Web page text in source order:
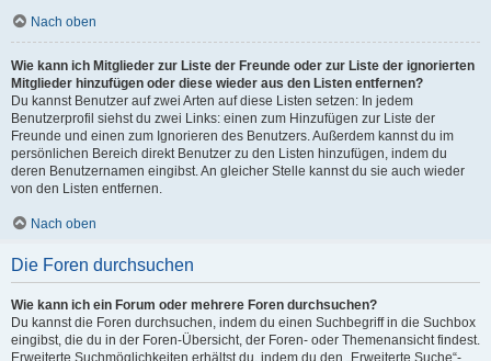
Nach oben
Wie kann ich Mitglieder zur Liste der Freunde oder zur Liste der ignorierten
Mitglieder hinzufügen oder diese wieder aus den Listen entfernen?
Du kannst Benutzer auf zwei Arten auf diese Listen setzen: In jedem
Benutzerprofil siehst du zwei Links: einen zum Hinzufügen zur Liste der
Freunde und einen zum Ignorieren des Benutzers. Außerdem kannst du im
persönlichen Bereich direkt Benutzer zu den Listen hinzufügen, indem du
deren Benutzernamen eingibst. An gleicher Stelle kannst du sie auch wieder
von den Listen entfernen.
Nach oben
Die Foren durchsuchen
Wie kann ich ein Forum oder mehrere Foren durchsuchen?
Du kannst die Foren durchsuchen, indem du einen Suchbegriff in die Suchbox
eingibst, die du in der Foren-Übersicht, der Foren- oder Themenansicht findest.
Erweiterte Suchmöglichkeiten erhältst du, indem du den „Erweiterte Suche“-